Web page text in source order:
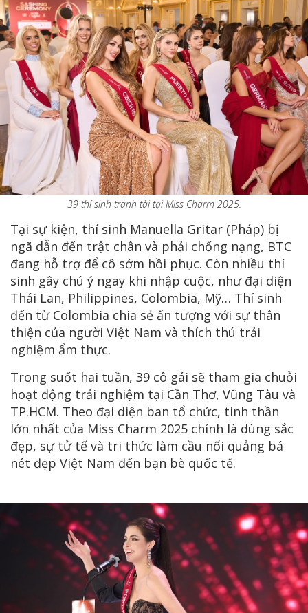
39 thí sinh tranh tài tại Miss Charm 2025.
Tại sự kiện, thí sinh Manuella Gritar (Pháp) bị
ngã dẫn đến trật chân và phải chống nạng, BTC
đang hỗ trợ để cô sớm hồi phục. Còn nhiều thí
sinh gây chú ý ngay khi nhập cuộc, như đại diện
Thái Lan, Philippines, Colombia, Mỹ… Thí sinh
đến từ Colombia chia sẻ ấn tượng với sự thân
thiện của người Việt Nam và thích thú trải
nghiệm ẩm thực.
Trong suốt hai tuần, 39 cô gái sẽ tham gia chuỗi
hoạt động trải nghiệm tại Cần Thơ, Vũng Tàu và
TP.HCM. Theo đại diện ban tổ chức, tinh thần
lớn nhất của Miss Charm 2025 chính là dùng sắc
đẹp, sự tử tế và tri thức làm cầu nối quảng bá
nét đẹp Việt Nam đến bạn bè quốc tế.